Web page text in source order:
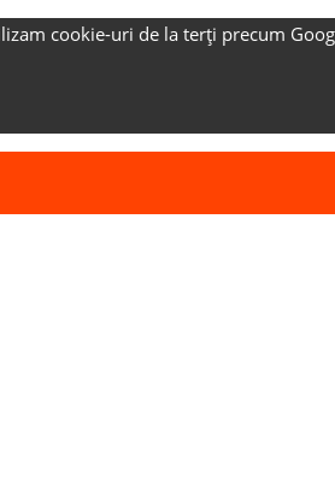
cookie-uri de la terți precum